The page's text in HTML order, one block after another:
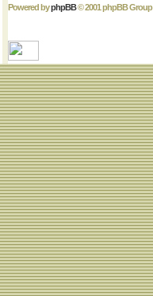
Powered byphpBB© 2001 phpBB Group